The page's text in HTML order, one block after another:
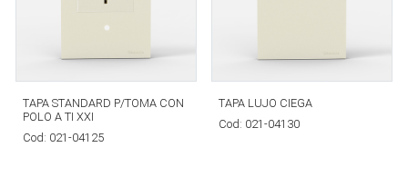
TAPA STANDARD P/TOMA CON
POLO A TI XXI
Cod: 021-04125
TAPA LUJO CIEGA
Cod: 021-04130